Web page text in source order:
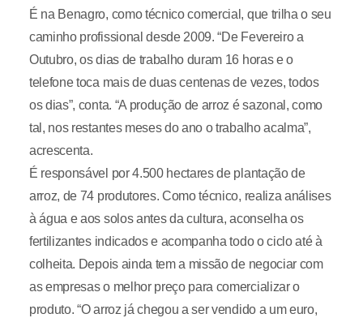
É na Benagro, como técnico comercial, que trilha o seu
caminho profissional desde 2009. “De Fevereiro a
Outubro, os dias de trabalho duram 16 horas e o
telefone toca mais de duas centenas de vezes, todos
os dias”, conta. “A produção de arroz é sazonal, como
tal, nos restantes meses do ano o trabalho acalma”,
acrescenta.
É responsável por 4.500 hectares de plantação de
arroz, de 74 produtores. Como técnico, realiza análises
à água e aos solos antes da cultura, aconselha os
fertilizantes indicados e acompanha todo o ciclo até à
colheita. Depois ainda tem a missão de negociar com
as empresas o melhor preço para comercializar o
produto. “O arroz já chegou a ser vendido a um euro,